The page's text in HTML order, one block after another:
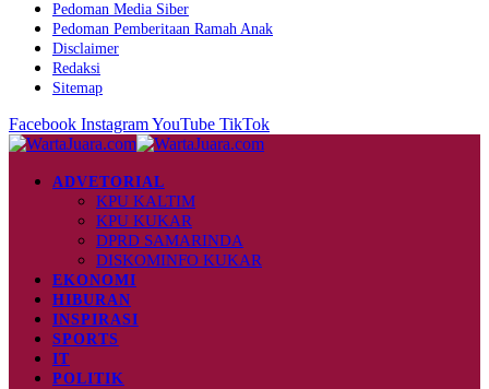
Pedoman Media Siber
Pedoman Pemberitaan Ramah Anak
Disclaimer
Redaksi
Sitemap
Facebook InstagramYouTube TikTok
ADVETORIAL
KPU KALTIM
KPU KUKAR
DPRD SAMARINDA
DISKOMINFO KUKAR
EKONOMI
HIBURAN
INSPIRASI
SPORTS
IT
POLITIK